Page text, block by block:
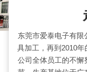
东莞市爱泰电子有
具加工，再到2010
公司全体员工的不